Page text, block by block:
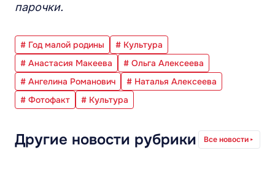
парочки.
# Год малой родины
# Культура
# Анастасия Макеева
# Ольга Алексеева
# Ангелина Романович
# Наталья Алексеева
# Фотофакт
# Культура
Другие новости рубрики Все новости